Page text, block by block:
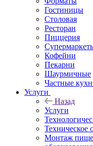
Гостиницы
Столовая
Ресторан
Пиццерия
Кофейни
Пекарни
Шаурмичные
Частные
Услуги
Назад
Услуги
Техническое
Монтаж